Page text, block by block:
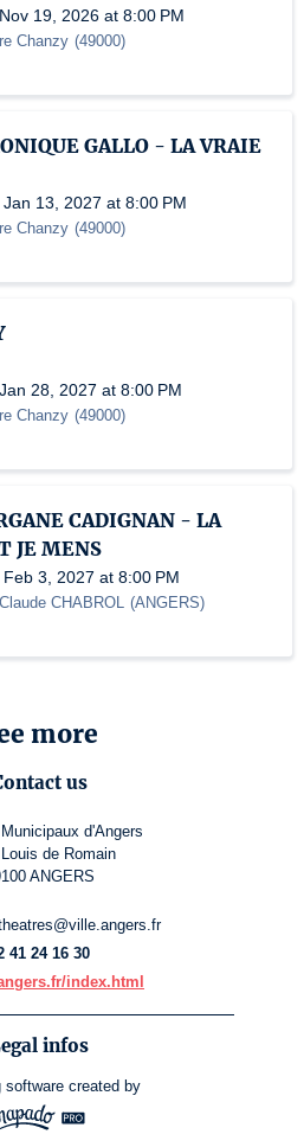
19, 2026 at 8:00 PM
Chanzy (49000)
GALLO - LA VRAIE
13, 2027 at 8:00 PM
Chanzy (49000)
28, 2027 at 8:00 PM
Chanzy (49000)
CADIGNAN - LA
JE MENS
3, 2027 at 8:00 PM
CHABROL (ANGERS)
more
us
d'Angers
de Romain
ANGERS
41 24 16 30
index.html
infos
software created by